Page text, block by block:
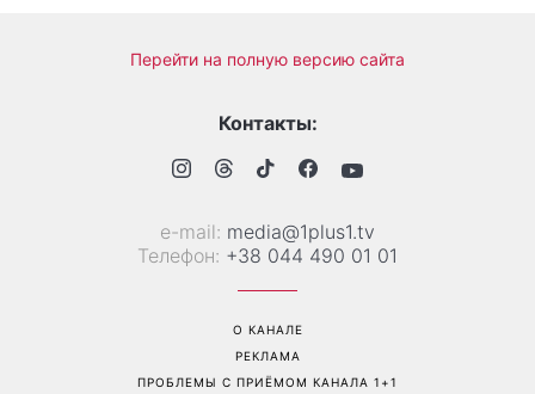
Перейти на полную версию сайта
Контакты:
е-mail: media@1plus1.tv
Телефон: +38 044 490 01 01
О КАНАЛЕ
РЕКЛАМА
ПРОБЛЕМЫ С ПРИЁМОМ КАНАЛА 1+1